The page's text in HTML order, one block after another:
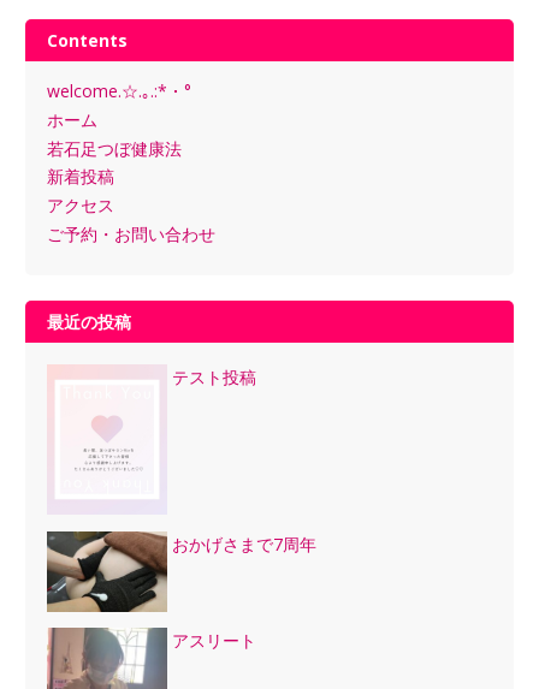
Contents
welcome.☆.｡.:*・°
ホーム
若石足つぼ健康法
新着投稿
アクセス
ご予約・お問い合わせ
最近の投稿
テスト投稿
おかげさまで7周年
アスリート